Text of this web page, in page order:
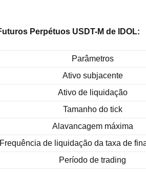
Perpétuos USDT-M de IDOL:
Parâmetros
Ativo subjacente
Ativo de liquidação
Tamanho do tick
Alavancagem máxima
Frequência de liquidação da taxa de
Período de trading